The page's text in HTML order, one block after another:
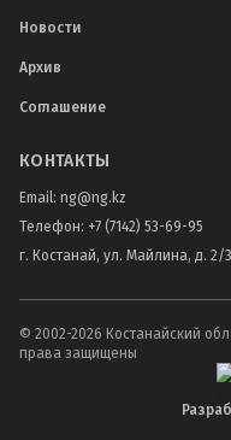
Новости
Архив
Соглашение
КОНТАКТЫ
Email: ng@ng.kz
Телефон: +7 (7142) 53-69-95
г. Костанай, ул. Майлина, д. 2/3
© 2002-2026 Костанайский
права защищены